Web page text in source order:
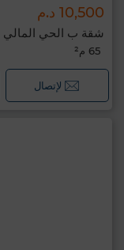
10,500 د.م
شقة ب الحي المالي
65 م²
لإتصال